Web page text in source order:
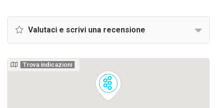
Valutaci e scrivi una recensione
Trova indicazioni